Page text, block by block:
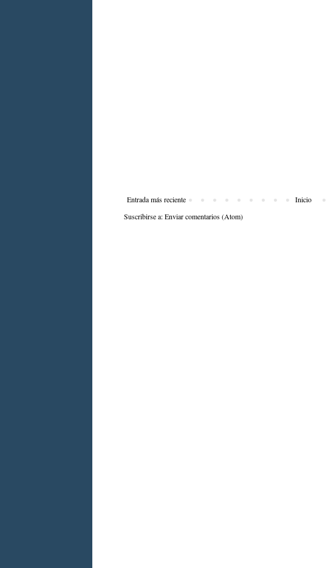
Entrada más reciente
Inicio
Suscribirse a:Enviar comentarios (Atom)